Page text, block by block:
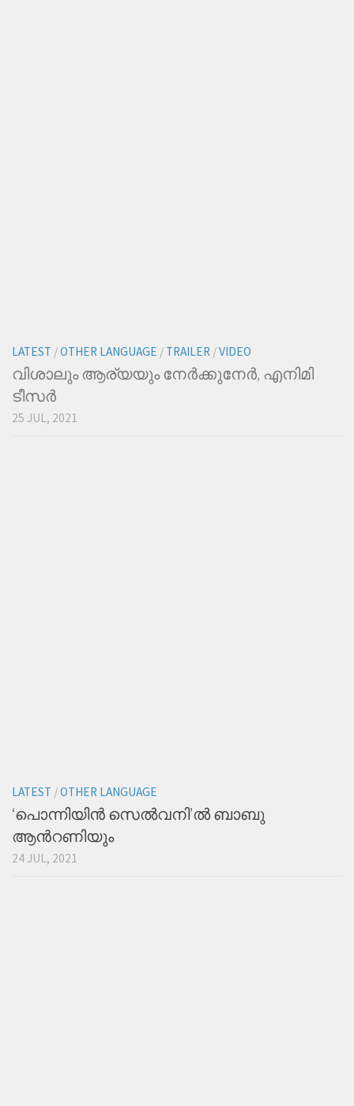
LATEST /OTHER LANGUAGE / TRAILER /VIDEO
വിശാലും ആര്യയും നേര്‍ക്കുനേര്‍, എനിമി
ടീസര്‍
25 JUL, 2021
LATEST /OTHER LANGUAGE
‘പൊന്നിയിന്‍ സെല്‍വനി’ല്‍ ബാബു
ആന്‍റണിയും
24 JUL, 2021